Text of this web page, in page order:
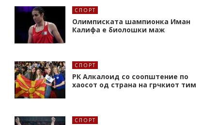
СПОРТ
Олимписката шампионка Иман
Калифa е биолошки маж
СПОРТ
РК Алкалоид со соопштение по
хаосот од страна на грчкиот тим
СПОРТ